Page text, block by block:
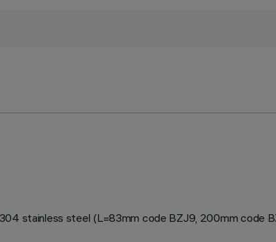
stainless steel (L=83mm code BZJ9, 200mm code